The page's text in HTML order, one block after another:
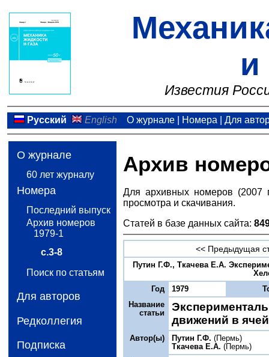
и
Известия
Русский English О журнале| Номера Для
О журнале
60 лет журналу
Номера
Последний выпуск
Архив номеров
1979-1
с.3-8
Поиск по статьям
Для авторов
Редколлегия
Подписка
Архив
Для архивных номеров (2007
просмотра и скачивания.
Статей в базе данных сайта:
<< Предыдущая
Путин Г.Ф., Ткачева Е.А.
Год
1979
Название
статьи
движений в
Автор(ы) Путин Г.Ф. (Пермь)
Ткачева Е.А. (Пермь)